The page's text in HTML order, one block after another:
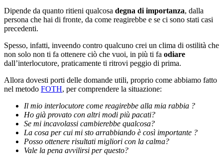
Dipende da quanto ritieni qualcosa degna di importanza, dalla
persona che hai di fronte, da come reagirebbe e se ci sono stati casi
precedenti.
Spesso, infatti, inveendo contro qualcuno crei un clima di ostilità che
non solo non ti fa ottenere ciò che vuoi, in più ti fa odiare
dall’interlocutore, praticamente ti ritrovi peggio di prima.
Allora dovesti porti delle domande utili, proprio come abbiamo fatto
nel metodo FOTH, per comprendere la situazione:
Il mio interlocutore come reagirebbe alla mia rabbia ?
Ho già provato con altri modi più pacati?
Se mi incavolassi cambierebbe qualcosa?
La cosa per cui mi sto arrabbiando è così importante ?
Posso ottenere risultati migliori con la calma?
Vale la pena avvilirsi per questo?